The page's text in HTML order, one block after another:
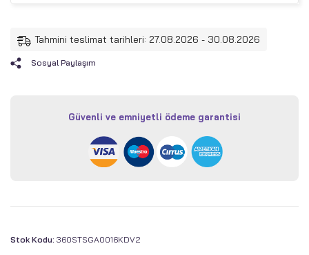
Tahmini teslimat tarihleri: 27.08.2026 - 30.08.2026
Sosyal Paylaşım
Güvenli ve emniyetli ödeme garantisi
Stok Kodu: 360STSGA0016KDV2